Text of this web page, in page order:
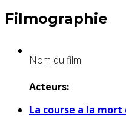
Filmographie
Nom du film
Acteurs:
La course a la mort